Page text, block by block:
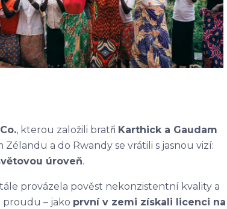
, kterou založili bratři Karthick a Gaudam
a do Rwandy se vrátili s jasnou vizí:
úroveň.
provázela pověst nekonzistentní kvality a
proudu – jako první v zemi získali licenci na